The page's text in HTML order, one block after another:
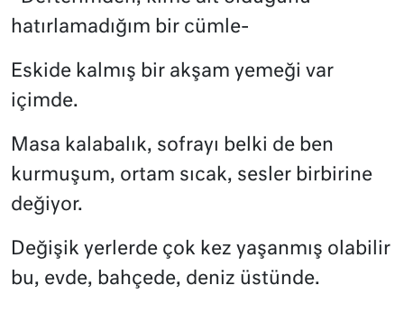
hatırlamadığım bir cümle-
Eskide kalmış bir akşam yemeği var
içimde.
Masa kalabalık, sofrayı belki de ben
kurmuşum, ortam sıcak, sesler birbirine
değiyor.
Değişik yerlerde çok kez yaşanmış olabilir
bu, evde, bahçede, deniz üstünde.